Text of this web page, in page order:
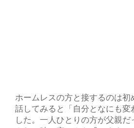
ホームレスの方と接するのは
話してみると「自分となにも
した。一人ひとりの方が父親